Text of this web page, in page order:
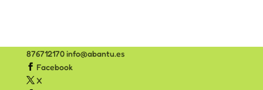
876712170info@abantu.es
Facebook
X